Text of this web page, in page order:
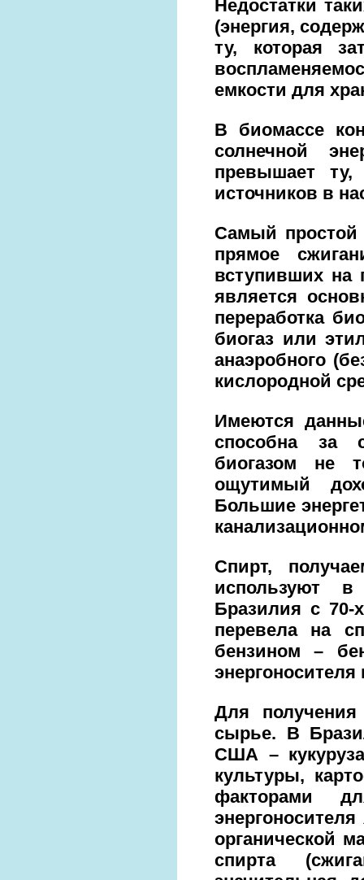
Недостатки
(энергия,
ту, которая
емкости для
В биомассе
солнечной
превышает ту,
источников в
Самый простой
прямое
вступивших на
является
переработка
биогаз или
анаэробного
кислородной
Имеются
способна за
биогазом не
ощутимый
Большие
Спирт,
используют в
Бразилия с 70-
перевела на
бензином –
Для получения
сырье. В
США –
культуры,
факторами
органической
спирта